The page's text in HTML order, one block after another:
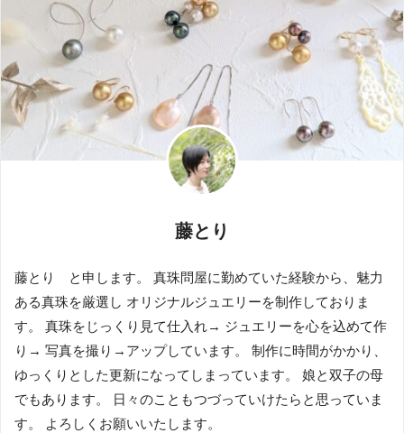
藤とり
藤とり と申します。 真珠問屋に勤めていた経験から、魅力
ある真珠を厳選し オリジナルジュエリーを制作しておりま
す。 真珠をじっくり見て仕入れ→ ジュエリーを心を込めて作
り→ 写真を撮り→アップしています。 制作に時間がかかり、
ゆっくりとした更新になってしまっています。 娘と双子の母
でもあります。 日々のこともつづっていけたらと思っていま
す。 よろしくお願いいたします。